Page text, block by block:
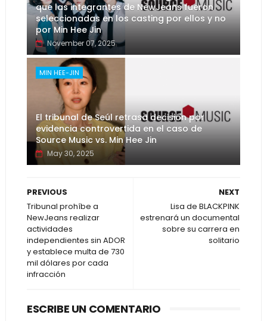
que las integrantes de NewJeans fueron
seleccionadas en los casting por ellos y no
por Min Hee Jin
November 07, 2025
MIN HEE-JIN
El tribunal de Seúl retrasa decisión por
evidencia controvertida en el caso de
Source Music vs. Min Hee Jin
May 30, 2025
NEXT
Lisa de BLACKPINK
estrenará un documental
sobre su carrera en
solitario
PREVIOUS
Tribunal prohíbe a
NewJeans realizar
actividades
independientes sin ADOR
y establece multa de 730
mil dólares por cada
infracción
ESCRIBE UN COMENTARIO